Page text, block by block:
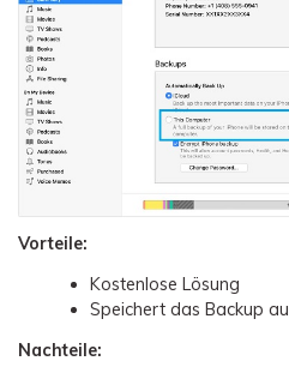
Vorteile:
Kostenlose Lösung
Speichert das Backup
Nachteile: